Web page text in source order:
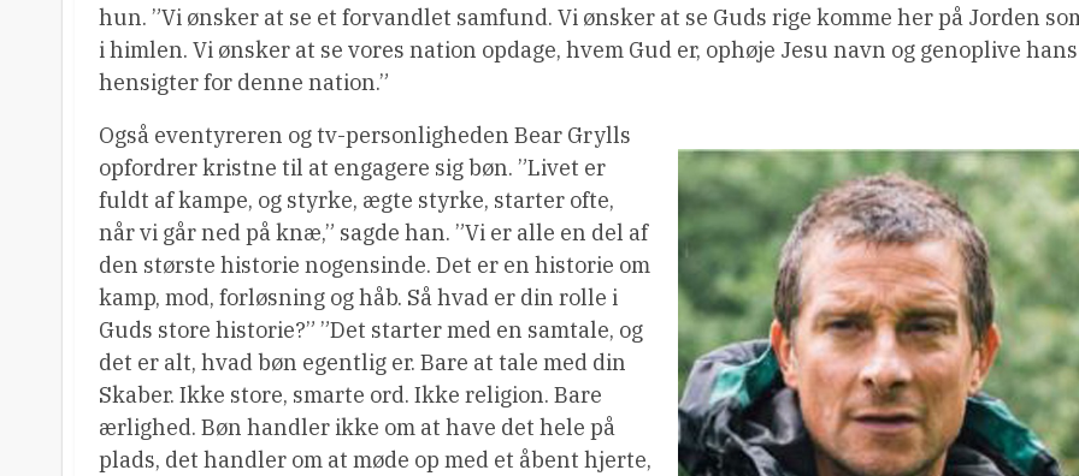
hun. ”Vi ønsker at se et forvandlet samfund. Vi ønsker at se Guds rige komme her på Jorden
i himlen. Vi ønsker at se vores nation opdage, hvem Gud er, ophøje Jesu navn og genoplive hans
hensigter for denne nation.”
Også eventyreren og tv-personligheden Bear Grylls
opfordrer kristne til at engagere sig bøn. ”Livet er
fuldt af kampe, og styrke, ægte styrke, starter ofte,
når vi går ned på knæ,” sagde han. ”Vi er alle en del af
den største historie nogensinde. Det er en historie om
kamp, mod, forløsning og håb. Så hvad er din rolle i
Guds store historie?” ”Det starter med en samtale, og
det er alt, hvad bøn egentlig er. Bare at tale med din
Skaber. Ikke store, smarte ord. Ikke religion. Bare
ærlighed. Bøn handler ikke om at have det hele på
plads, det handler om at møde op med et åbent hjerte,